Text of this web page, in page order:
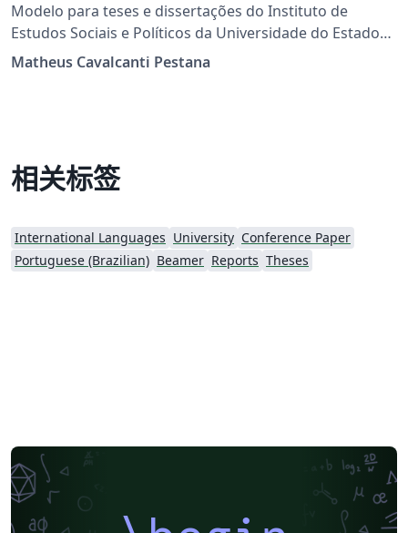
Modelo para teses e dissertações do Instituto de
Estudos Sociais e Políticos da Universidade do Estado
do Rio de Janeiro (IESP-UERJ), baseado no repUERJ,
foram feitas em conjunto com a biblioteca, com auxílio
da bibliotecária Rosalina Barros. Em caso de dúvidas ou
biblioteca@iesp.uerj.br | matheus.pestana@iesp.uerj.br
Matheus Cavalcanti Pestana
相关标签
International Languages University Conference Paper
Portuguese (Brazilian) Beamer Reports Theses